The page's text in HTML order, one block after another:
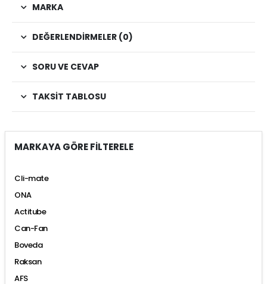
MARKA
DEĞERLENDIRMELER (0)
SORU VE CEVAP
TAKSIT TABLOSU
MARKAYA GÖRE FİLTERELE
Cli-mate
ONA
Actitube
Can-Fan
Boveda
Raksan
AFS